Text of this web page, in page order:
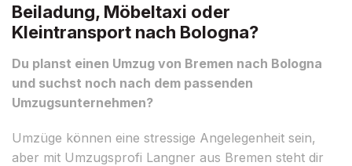
Beiladung, Möbeltaxi oder
Kleintransport nach Bologna?
Du planst einen Umzug von Bremen nach Bologna
und suchst noch nach dem passenden
Umzugsunternehmen?
Umzüge können eine stressige Angelegenheit sein,
aber mit Umzugsprofi Langner aus Bremen steht dir